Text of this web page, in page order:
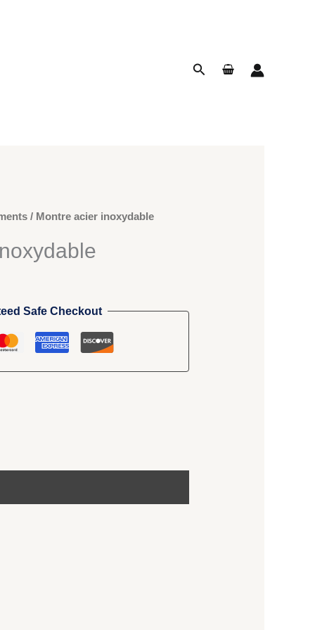
Rechercher
/ Montre acier inoxydable
Safe Checkout